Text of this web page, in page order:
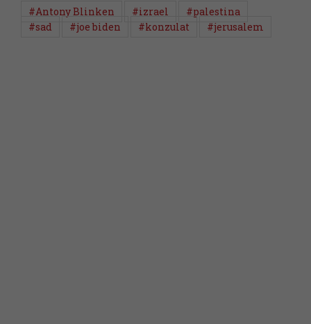
#Antony Blinken #izrael
#palestina
#sad
#joe biden #konzulat #jerusalem